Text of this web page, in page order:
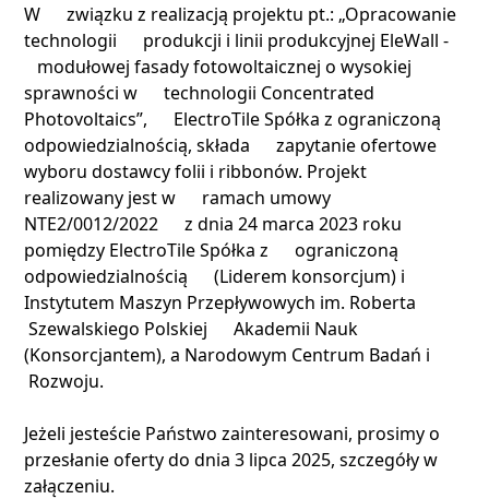
W związku z realizacją projektu pt.: „Opracowanie
technologii produkcji i linii produkcyjnej EleWall -
modułowej fasady fotowoltaicznej o wysokiej
sprawności w technologii Concentrated
Photovoltaics”, ElectroTile Spółka z ograniczoną
odpowiedzialnością, składa zapytanie ofertowe
wyboru dostawcy folii i ribbonów. Projekt
realizowany jest w ramach umowy
NTE2/0012/2022 z dnia 24 marca 2023 roku
pomiędzy ElectroTile Spółka z ograniczoną
odpowiedzialnością (Liderem konsorcjum) i
Instytutem Maszyn Przepływowych im. Roberta
Szewalskiego Polskiej Akademii Nauk
(Konsorcjantem), a Narodowym Centrum Badań i
Rozwoju.
Jeżeli jesteście Państwo zainteresowani, prosimy o
przesłanie oferty do dnia 3 lipca 2025, szczegóły w
załączeniu.